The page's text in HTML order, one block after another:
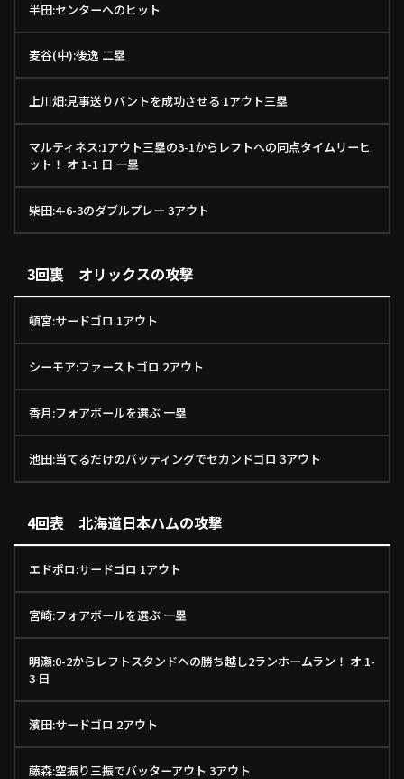
半田:センターへのヒット
麦谷(中):後逸 二塁
上川畑:見事送りバントを成功させる 1アウト三塁
マルティネス:1アウト三塁の3-1からレフトへの同点タイムリーヒ
ット！ オ 1-1 日 一塁
柴田:4-6-3のダブルプレー 3アウト
3回裏 オリックスの攻撃
頓宮:サードゴロ 1アウト
シーモア:ファーストゴロ 2アウト
香月:フォアボールを選ぶ 一塁
池田:当てるだけのバッティングでセカンドゴロ 3アウト
4回表 北海道日本ハムの攻撃
エドポロ:サードゴロ 1アウト
宮崎:フォアボールを選ぶ 一塁
明瀬:0-2からレフトスタンドへの勝ち越し2ランホームラン！ オ 1-
3 日
濱田:サードゴロ 2アウト
藤森:空振り三振でバッターアウト 3アウト